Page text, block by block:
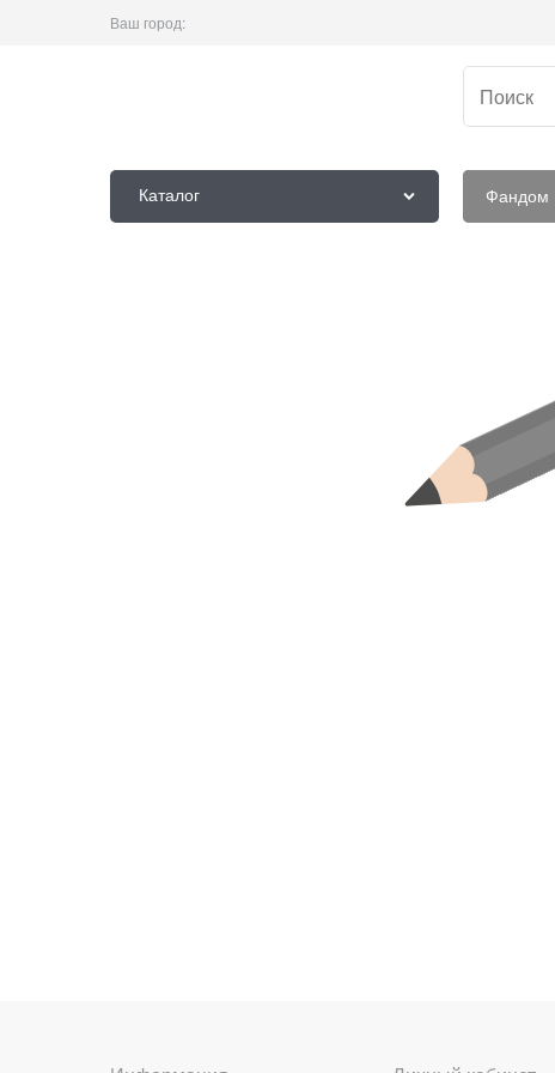
Ваш город:
Каталог Фандом